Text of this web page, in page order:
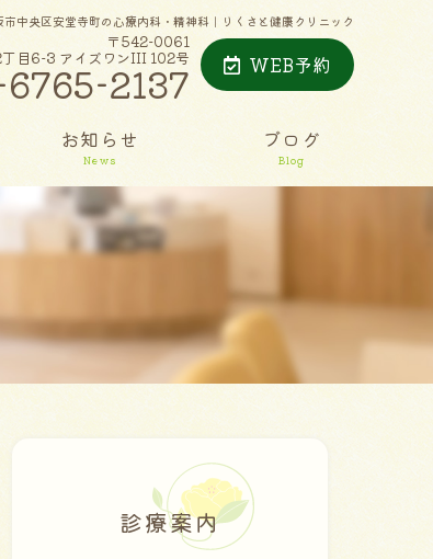
市中央区安堂寺町の心療内科・精神科｜りくさと健康クリニック
〒542-0061
目6-3 アイズワンIII 102号
2137 WEB予約
お知らせ
News
ブログ
Blog
診療案内